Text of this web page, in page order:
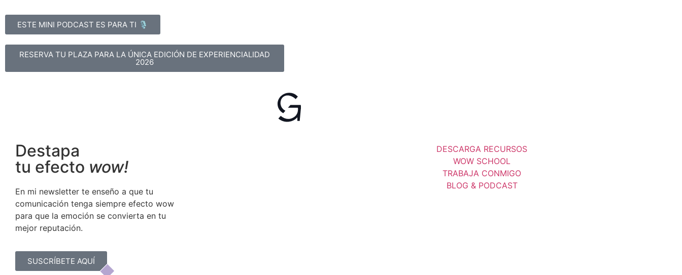
ESTE MINI PODCAST ES PARA TI 🎙
RESERVA TU PLAZA PARA LA ÚNICA EDICIÓN DE EXPERIENCIALIDAD
2026
Destapa
tu efecto wow!
En mi newsletter te enseño a que tu
comunicación tenga siempre efecto wow
para que la emoción se convierta en tu
mejor reputación.
SUSCRÍBETE AQUÍ
DESCARGA RECURSOS
WOW SCHOOL
TRABAJA CONMIGO
BLOG & PODCAST